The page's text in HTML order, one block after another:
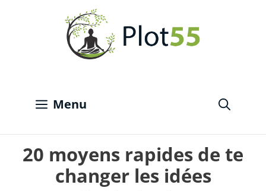
Menu
20 moyens rapides de te
changer les idées